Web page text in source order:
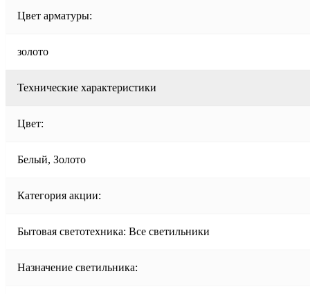
Цвет арматуры:
золото
Технические характеристики
Цвет:
Белый, Золото
Категория акции:
Бытовая светотехника: Все светильники
Назначение светильника: